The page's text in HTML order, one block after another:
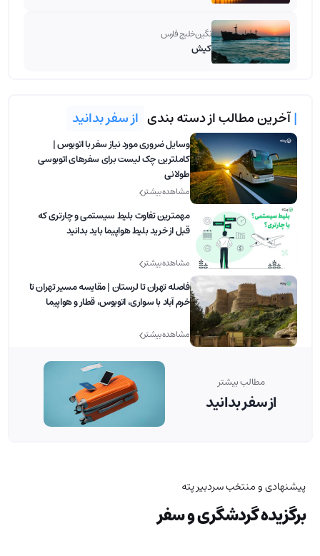
نگین خلیج فارس
کیش
|آخرین مطالب از دسته بندی از سفر بدانید
وسایل ضروری مورد نیاز سفر با اتوبوس |
کاملترین چک لیست برای سفرهای اتوبوسی
طولانی
مشاهده بیشتر
مهمترین تفاوت بلیط‌ سیستمی و چارتری که
قبل از خرید بلیط هواپیما باید بدانید
مشاهده بیشتر
فاصله تهران تا لرستان | مقایسه مسیر تهران تا
خرم آباد با سواری، اتوبوس، قطار و هواپیما
مشاهده بیشتر
مطالب بیشتر
از سفر بدانید
پیشنهادی و منتخب سردبیر پته
برگزیده گردشگری و سفر